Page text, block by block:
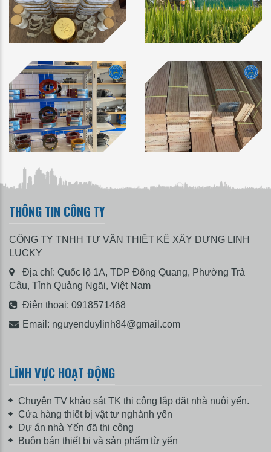
THÔNG TIN CÔNG TY
CÔNG TY TNHH TƯ VẤN THIẾT KẾ XÂY DỰNG LINH
LUCKY
Địa chỉ: Quốc lộ 1A, TDP Đông Quang, Phường Trà
Câu, Tỉnh Quảng Ngãi, Việt Nam
Điện thoại: 0918571468
Email: nguyenduylinh84@gmail.com
LĨNH VỰC HOẠT ĐỘNG
Chuyên TV khảo sát TK thi công lắp đặt nhà nuôi yến.
Cửa hàng thiết bị vật tư nghành yến
Dự án nhà Yến đã thi công
Buôn bán thiết bị và sản phẩm từ yến